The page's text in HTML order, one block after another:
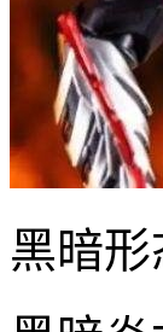
黑暗形